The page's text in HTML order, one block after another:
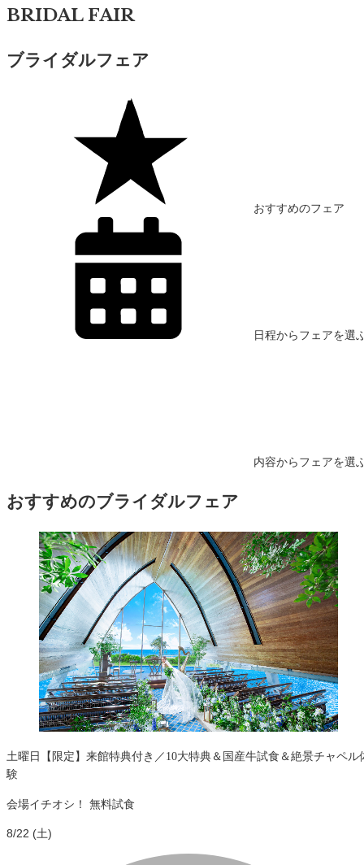
BRIDAL FAIR
ブライダルフェア
おすすめのフェア
日程からフェアを選
内容からフェアを選
おすすめのブライダルフェア
土曜日【限定】来館特典付き／10大特典＆国産牛試食＆絶景チャペル
験
会場イチオシ！ 無料試食
8/22 (土)